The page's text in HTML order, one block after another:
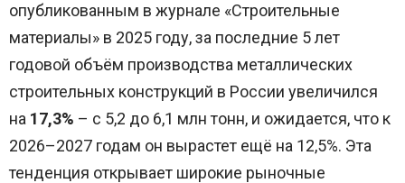
опубликованным в журнале «Строительные
материалы» в 2025 году, за последние 5 лет
годовой объём производства металлических
строительных конструкций в России увеличился
на 17,3% – с 5,2 до 6,1 млн тонн, и ожидается, что к
2026–2027 годам он вырастет ещё на 12,5%. Эта
тенденция открывает широкие рыночные